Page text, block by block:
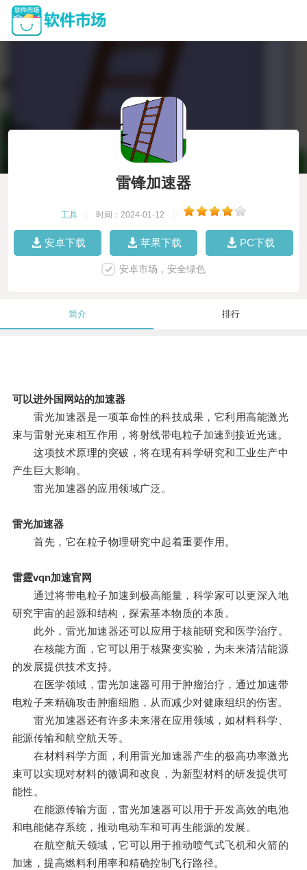
雷锋加速器
工具 时间：2024-01-12
安卓下载 苹果下载 PC下载
安卓市场，安全绿色
简介 排行
可以进外国网站的加速器
雷光加速器是一项革命性的科技成果，它利用高能激光
束与雷射光束相互作用，将射线带电粒子加速到接近光速。
这项技术原理的突破，将在现有科学研究和工业生产中
产生巨大影响。
雷光加速器的应用领域广泛。
雷光加速器
首先，它在粒子物理研究中起着重要作用。
雷霆vqn加速官网
通过将带电粒子加速到极高能量，科学家可以更深入地
研究宇宙的起源和结构，探索基本物质的本质。
此外，雷光加速器还可以应用于核能研究和医学治疗。
在核能方面，它可以用于核聚变实验，为未来清洁能源
的发展提供技术支持。
在医学领域，雷光加速器可用于肿瘤治疗，通过加速带
电粒子来精确攻击肿瘤细胞，从而减少对健康组织的伤害。
雷光加速器还有许多未来潜在应用领域，如材料科学、
能源传输和航空航天等。
在材料科学方面，利用雷光加速器产生的极高功率激光
束可以实现对材料的微调和改良，为新型材料的研发提供可
能性。
在能源传输方面，雷光加速器可以用于开发高效的电池
和电能储存系统，推动电动车和可再生能源的发展。
在航空航天领域，它可以用于推动喷气式飞机和火箭的
加速，提高燃料利用率和精确控制飞行路径。